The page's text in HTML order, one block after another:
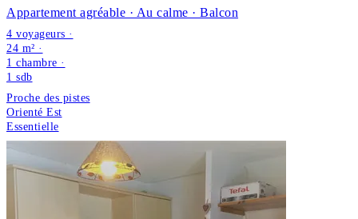
Appartement agréable · Au calme · Balcon
4 voyageurs ·
24 m² ·
1 chambre ·
1sdb
Proche des pistes
Orienté Est
Essentielle